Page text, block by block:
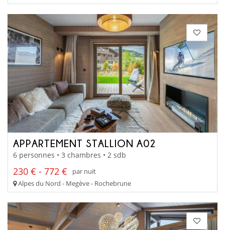
APPARTEMENT STALLION A02
6 personnes • 3 chambres • 2 sdb
230 € - 772 €
par nuit
Alpes du Nord - Megève - Rochebrune